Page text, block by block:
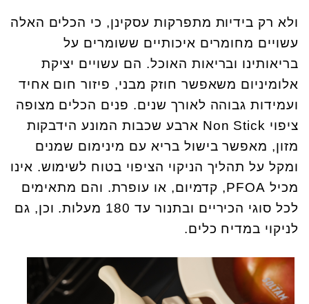
ולא רק בידיות מתפרקות עסקינן, כי הכלים האלה
עשויים מחומרים איכותיים ששומרים על
בריאותינו ובריאות האוכל. הם עשויים יציקת
אלומיניום משאפשר חוזק מבני, פיזור חום אחיד
ועמידות גבוהה לאורך שנים. פנים הכלים מצופה
ציפוי Non Stick ארבע שכבות המונע הידבקות
מזון, מאפשר בישול בריא עם מינימום שמנים
ומקל על תהליך הניקוי הציפוי בטוח לשימוש. אינו
מכיל PFOA, קדמיום, או עופרת. והם מתאימים
לכל סוגי הכיריים ובתנור עד 180 מעלות. וכן, גם
לניקוי במדיח כלים.